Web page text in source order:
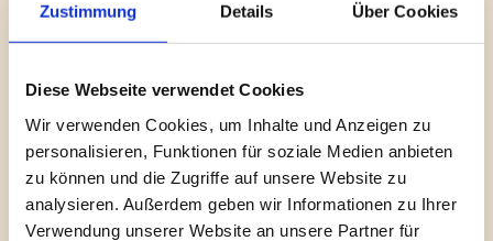
Zustimmung Details Über Cookies
Diese Webseite verwendet Cookies
Wir verwenden Cookies, um Inhalte und Anzeigen zu
personalisieren, Funktionen für soziale Medien anbieten
zu können und die Zugriffe auf unsere Website zu
analysieren. Außerdem geben wir Informationen zu Ihrer
Verwendung unserer Website an unsere Partner für
Unsere Partner
an spezialisierten Lösungen zu, sodass jeder Aspekt Ihres
Georg Walther
Inhaber und Geschäftsführer